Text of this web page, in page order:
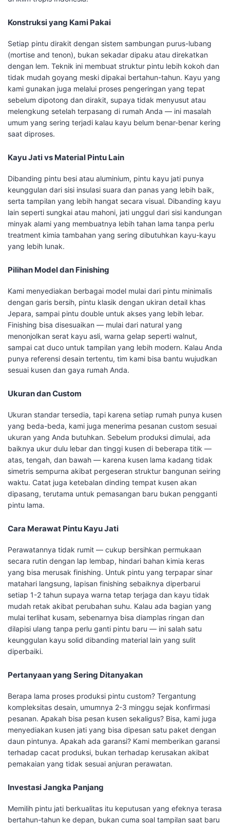
Konstruksi yang Kami Pakai
Setiap pintu dirakit dengan sistem sambungan purus-lubang
(mortise and tenon), bukan sekadar dipaku atau direkatkan
dengan lem. Teknik ini membuat struktur pintu lebih kokoh dan
tidak mudah goyang meski dipakai bertahun-tahun. Kayu yang
kami gunakan juga melalui proses pengeringan yang tepat
sebelum dipotong dan dirakit, supaya tidak menyusut atau
melengkung setelah terpasang di rumah Anda — ini masalah
umum yang sering terjadi kalau kayu belum benar-benar kering
saat diproses.
Kayu Jati vs Material Pintu Lain
Dibanding pintu besi atau aluminium, pintu kayu jati punya
keunggulan dari sisi insulasi suara dan panas yang lebih baik,
serta tampilan yang lebih hangat secara visual. Dibanding kayu
lain seperti sungkai atau mahoni, jati unggul dari sisi kandungan
minyak alami yang membuatnya lebih tahan lama tanpa perlu
treatment kimia tambahan yang sering dibutuhkan kayu-kayu
yang lebih lunak.
Pilihan Model dan Finishing
Kami menyediakan berbagai model mulai dari pintu minimalis
dengan garis bersih, pintu klasik dengan ukiran detail khas
Jepara, sampai pintu double untuk akses yang lebih lebar.
Finishing bisa disesuaikan — mulai dari natural yang
menonjolkan serat kayu asli, warna gelap seperti walnut,
sampai cat duco untuk tampilan yang lebih modern. Kalau Anda
punya referensi desain tertentu, tim kami bisa bantu wujudkan
sesuai kusen dan gaya rumah Anda.
Ukuran dan Custom
Ukuran standar tersedia, tapi karena setiap rumah punya kusen
yang beda-beda, kami juga menerima pesanan custom sesuai
ukuran yang Anda butuhkan. Sebelum produksi dimulai, ada
baiknya ukur dulu lebar dan tinggi kusen di beberapa titik —
atas, tengah, dan bawah — karena kusen lama kadang tidak
simetris sempurna akibat pergeseran struktur bangunan seiring
waktu. Catat juga ketebalan dinding tempat kusen akan
dipasang, terutama untuk pemasangan baru bukan pengganti
pintu lama.
Cara Merawat Pintu Kayu Jati
Perawatannya tidak rumit — cukup bersihkan permukaan
secara rutin dengan lap lembap, hindari bahan kimia keras
yang bisa merusak finishing. Untuk pintu yang terpapar sinar
matahari langsung, lapisan finishing sebaiknya diperbarui
setiap 1-2 tahun supaya warna tetap terjaga dan kayu tidak
mudah retak akibat perubahan suhu. Kalau ada bagian yang
mulai terlihat kusam, sebenarnya bisa diamplas ringan dan
dilapisi ulang tanpa perlu ganti pintu baru — ini salah satu
keunggulan kayu solid dibanding material lain yang sulit
diperbaiki.
Pertanyaan yang Sering Ditanyakan
Berapa lama proses produksi pintu custom? Tergantung
kompleksitas desain, umumnya 2-3 minggu sejak konfirmasi
pesanan. Apakah bisa pesan kusen sekaligus? Bisa, kami juga
menyediakan kusen jati yang bisa dipesan satu paket dengan
daun pintunya. Apakah ada garansi? Kami memberikan garansi
terhadap cacat produksi, bukan terhadap kerusakan akibat
pemakaian yang tidak sesuai anjuran perawatan.
Investasi Jangka Panjang
Memilih pintu jati berkualitas itu keputusan yang efeknya terasa
bertahun-tahun ke depan, bukan cuma soal tampilan saat baru